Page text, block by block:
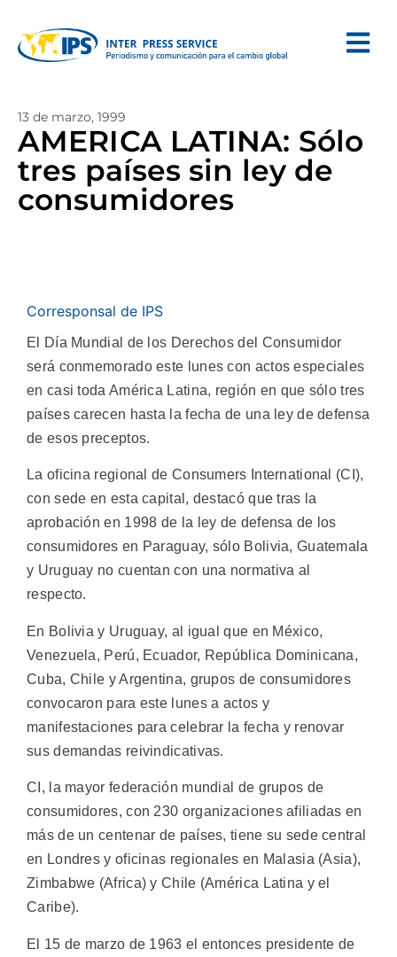
13 de marzo, 1999
AMERICA LATINA: Sólo
tres países sin ley de
consumidores
Corresponsal de IPS
El Día Mundial de los Derechos del Consumidor
será conmemorado este lunes con actos especiales
en casi toda América Latina, región en que sólo tres
países carecen hasta la fecha de una ley de defensa
de esos preceptos.
La oficina regional de Consumers International (CI),
con sede en esta capital, destacó que tras la
aprobación en 1998 de la ley de defensa de los
consumidores en Paraguay, sólo Bolivia, Guatemala
y Uruguay no cuentan con una normativa al
respecto.
En Bolivia y Uruguay, al igual que en México,
Venezuela, Perú, Ecuador, República Dominicana,
Cuba, Chile y Argentina, grupos de consumidores
convocaron para este lunes a actos y
manifestaciones para celebrar la fecha y renovar
sus demandas reivindicativas.
CI, la mayor federación mundial de grupos de
consumidores, con 230 organizaciones afiliadas en
más de un centenar de países, tiene su sede central
en Londres y oficinas regionales en Malasia (Asia),
Zimbabwe (Africa) y Chile (América Latina y el
Caribe).
El 15 de marzo de 1963 el entonces presidente de